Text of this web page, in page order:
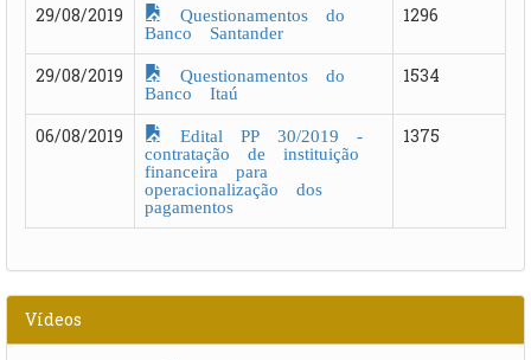
29/08/2019
Questionamentos do
Banco Santander
1296
29/08/2019
Questionamentos do
Banco Itaú
1534
06/08/2019
Edital PP 30/2019 -
contratação de instituição
financeira para
operacionalização dos
pagamentos
1375
Vídeos